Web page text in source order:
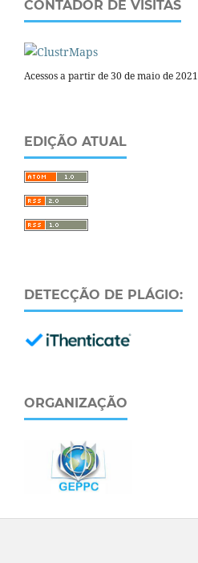
CONTADOR DE VISITAS
Acessos a partir de 30 de maio de 2021
EDIÇÃO ATUAL
DETECÇÃO DE PLÁGIO:
ORGANIZAÇÃO